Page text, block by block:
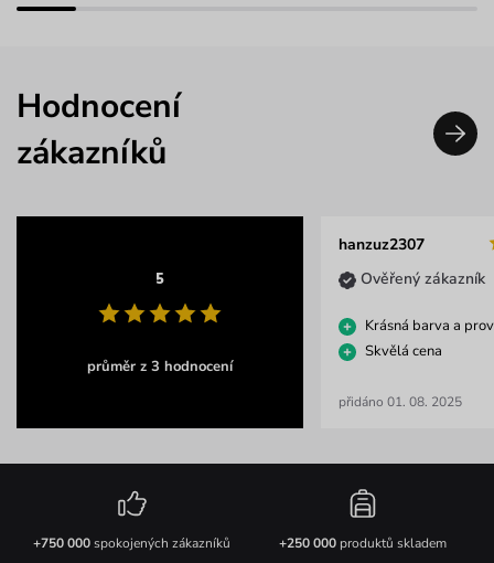
Hodnocení
zákazníků
5
průměr z 3 hodnocení
hanzuz2307
Ověřený zákazník
Krásná barva a
Skvělá cena
přidáno 01. 08. 2025
+750 000spokojených zákazníků +250 000produktů skladem